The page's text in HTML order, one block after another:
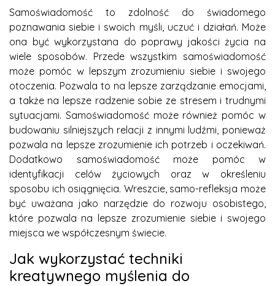
Samoświadomość to zdolność do świadomego
poznawania siebie i swoich myśli, uczuć i działań. Może
ona być wykorzystana do poprawy jakości życia na
wiele sposobów. Przede wszystkim samoświadomość
może pomóc w lepszym zrozumieniu siebie i swojego
otoczenia. Pozwala to na lepsze zarządzanie emocjami,
a także na lepsze radzenie sobie ze stresem i trudnymi
sytuacjami. Samoświadomość może również pomóc w
budowaniu silniejszych relacji z innymi ludźmi, ponieważ
pozwala na lepsze zrozumienie ich potrzeb i oczekiwań.
Dodatkowo samoświadomość może pomóc w
identyfikacji celów życiowych oraz w określeniu
sposobu ich osiągnięcia. Wreszcie, samo-refleksja może
być uważana jako narzędzie do rozwoju osobistego,
które pozwala na lepsze zrozumienie siebie i swojego
miejsca we współczesnym świecie.
Jak wykorzystać techniki
kreatywnego myślenia do